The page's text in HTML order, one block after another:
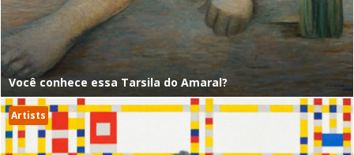
Você conhece essa Tarsila do Amaral?
Artists